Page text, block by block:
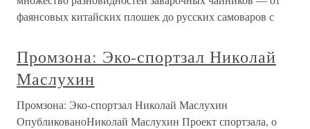
фаянсовых китайских плошек до русских самоваров с
Промзона: Эко-спортзал Николай
Маслухин
Промзона: Эко-спортзал Николай Маслухин
ОпубликованоНиколай Маслухин Проект спортзала, о